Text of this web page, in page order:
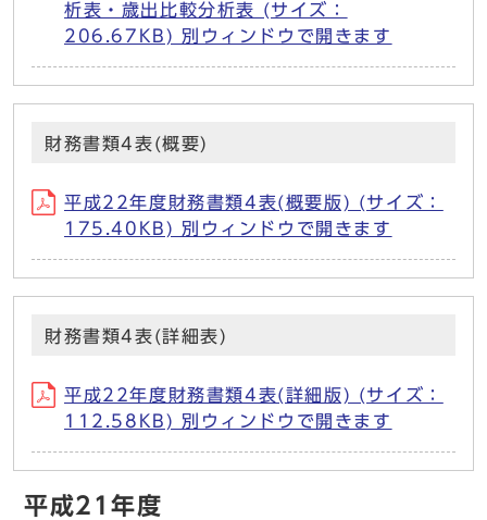
析表・歳出比較分析表 (サイズ：
206.67KB) 別ウィンドウで開きます
財務書類4表(概要)
平成22年度財務書類4表(概要版) (サイズ：
175.40KB) 別ウィンドウで開きます
財務書類4表(詳細表)
平成22年度財務書類4表(詳細版) (サイズ：
112.58KB) 別ウィンドウで開きます
平成21年度